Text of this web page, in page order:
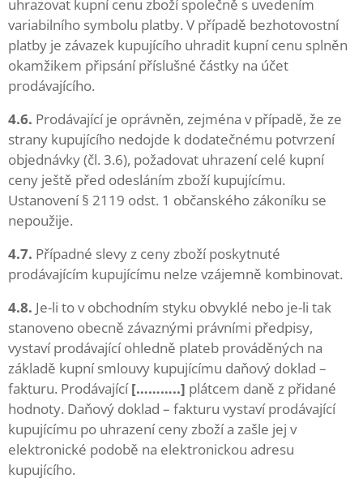
uhrazovat kupní cenu zboží společně s uvedením
variabilního symbolu platby. V případě bezhotovostní
platby je závazek kupujícího uhradit kupní cenu splněn
okamžikem připsání příslušné částky na účet
prodávajícího.
4.6. Prodávající je oprávněn, zejména v případě, že ze
strany kupujícího nedojde k dodatečnému potvrzení
objednávky (čl. 3.6), požadovat uhrazení celé kupní
ceny ještě před odesláním zboží kupujícímu.
Ustanovení § 2119 odst. 1 občanského zákoníku se
nepoužije.
4.7. Případné slevy z ceny zboží poskytnuté
prodávajícím kupujícímu nelze vzájemně kombinovat.
4.8. Je-li to v obchodním styku obvyklé nebo je-li tak
stanoveno obecně závaznými právními předpisy,
vystaví prodávající ohledně plateb prováděných na
základě kupní smlouvy kupujícímu daňový doklad –
fakturu. Prodávající[………..] plátcem daně z přidané
hodnoty. Daňový doklad – fakturu vystaví prodávající
kupujícímu po uhrazení ceny zboží a zašle jej v
elektronické podobě na elektronickou adresu
kupujícího.